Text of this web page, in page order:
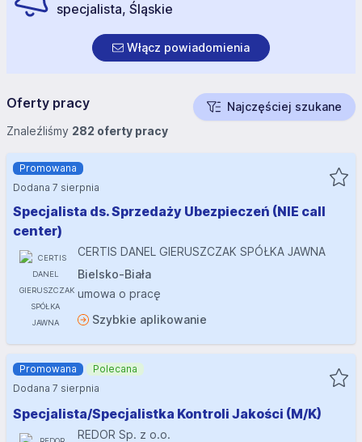
specjalista, Śląskie
Włącz powiadomienia
Oferty pracy
Najczęściej szukane
Znaleźliśmy 282 oferty pracy
Specjalista ds. Sprzedaży Ubezpieczeń (NIE call
center)
CERTIS DANEL GIERUSZCZAK SPÓŁKA JAWNA
Bielsko-Biała
umowa o pracę
Szybkie aplikowanie
Promowana
Dodana 7 sierpnia
Specjalista/Specjalistka Kontroli Jakości (M/K)
REDOR Sp. z o.o.
Promowana
Polecana
Dodana 7 sierpnia